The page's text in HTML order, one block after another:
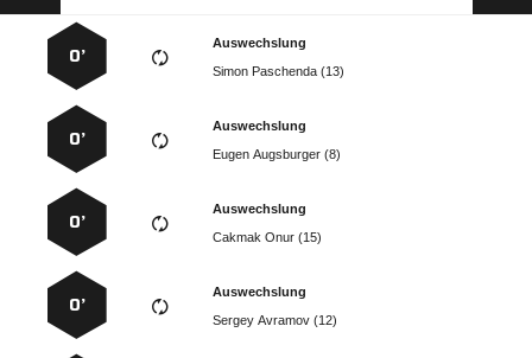
Auswechslung
  
0’
Auswechslung
  
0’
Auswechslung
  
0’
Auswechslung
  
0’